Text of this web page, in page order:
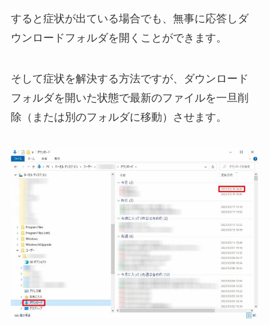
すると症状が出ている場合でも、無事に応答しダ
ウンロードフォルダを開くことができます。
そして症状を解決する方法ですが、ダウンロード
フォルダを開いた状態で最新のファイルを一旦削
除（または別のフォルダに移動）させます。